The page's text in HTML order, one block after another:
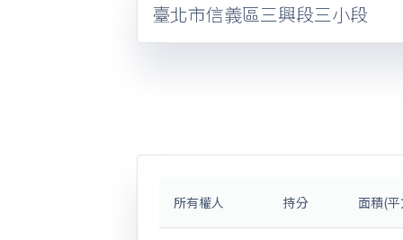
臺北市信義區三興段三小段
所有權人 持分 面積(